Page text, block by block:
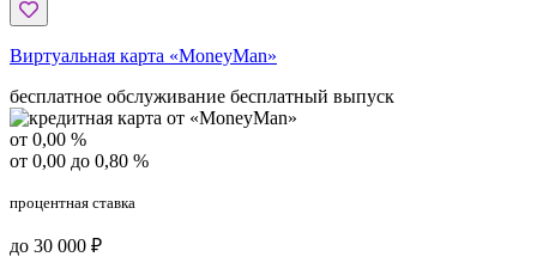
Виртуальная карта «MoneyMan»
бесплатное обслуживание бесплатный выпуск
от 0,00 %
от 0,00 до 0,80 %
процентная ставка
до 30 000 ₽